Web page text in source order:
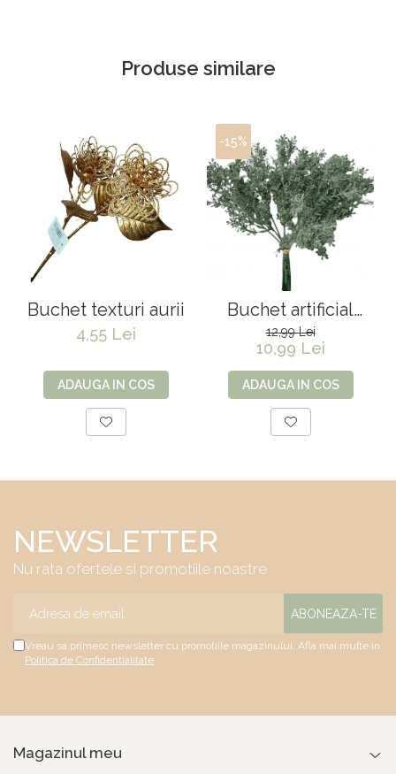
Produse similare
Buchet texturi aurii
4,55 Lei
ADAUGA IN COS
-15%
Buchet artificial
premium Senecio
12,99 Lei
10,99 Lei
ADAUGA IN COS
NEWSLETTER
Nu rata ofertele si promotiile noastre
Vreau sa primesc newsletter cu promotiile magazinului. Afla mai multe in
Politica de Confidentialitate
Magazinul meu